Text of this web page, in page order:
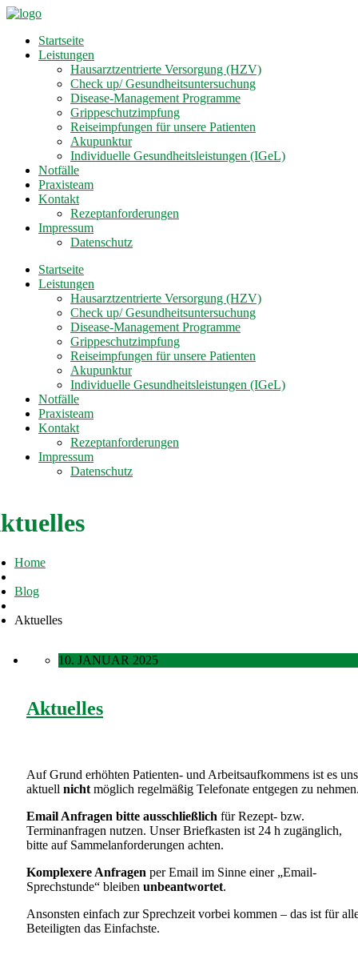
Startseite
Leistungen
Hausarztzentrierte Versorgung (HZV)
Check up/ Gesundheitsuntersuchung
Disease-Management Programme
Grippeschutzimpfung
Reiseimpfungen für unsere Patienten
Akupunktur
Individuelle Gesundheitsleistungen (IGeL)
Notfälle
Praxisteam
Kontakt
Rezeptanforderungen
Impressum
Datenschutz
Startseite
Leistungen
Hausarztzentrierte Versorgung (HZV)
Check up/ Gesundheitsuntersuchung
Disease-Management Programme
Grippeschutzimpfung
Reiseimpfungen für unsere Patienten
Akupunktur
Individuelle Gesundheitsleistungen (IGeL)
Notfälle
Praxisteam
Kontakt
Rezeptanforderungen
Impressum
Datenschutz
Home
Blog
Aktuelles
10. JANUAR 2025
Aktuelles
Auf Grund erhöhten Patienten- und Arbeitsaufkommens ist es uns
aktuell nicht möglich regelmäßig Telefonate entgegen zu
Email Anfragen bitte ausschließlich für Rezept- bzw.
Terminanfragen nutzen. Unser Briefkasten ist 24 h zugänglich,
bitte auf Sammelanforderungen achten.
Komplexere Anfragen per Email im Sinne einer „Email-
Sprechstunde“ bleiben unbeantwortet.
Ansonsten einfach zur Sprechzeit vorbei kommen – das ist für
Beteiligten das Einfachste.